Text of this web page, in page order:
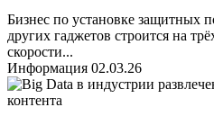
Бизнес по установке защитных
других гаджетов строится на
скорости...
Информация 02.03.26